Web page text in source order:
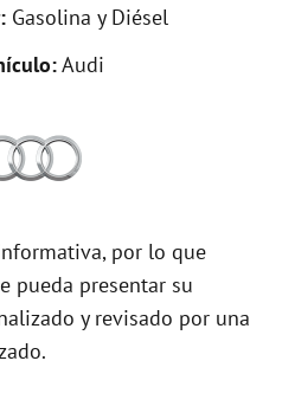
Gasolina y Diésel
Audi
por lo que
pueda presentar su
y revisado por una